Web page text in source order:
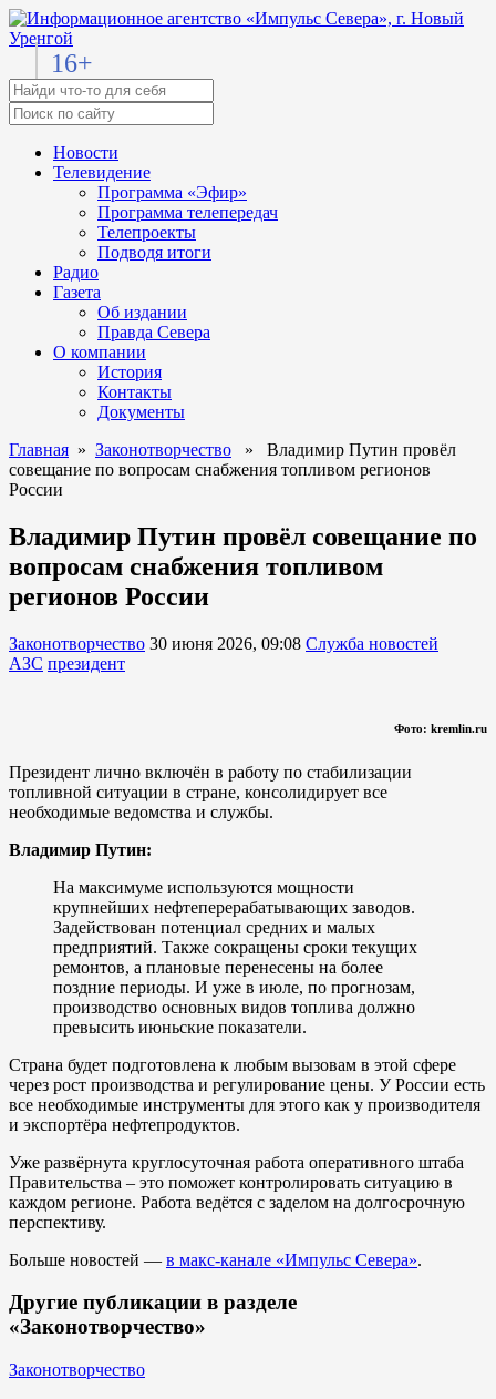
16+
Новости
Телевидение
Программа «Эфир»
Программа телепередач
Телепроекты
Подводя итоги
Радио
Газета
Об издании
Правда Севера
О компании
История
Контакты
Документы
Главная » Законотворчество » Владимир Путин провёл
совещание по вопросам снабжения топливом регионов
России
Владимир Путин провёл совещание по
вопросам снабжения топливом
регионов России
Законотворчество 30 июня 2026, 09:08 Служба новостей
АЗС президент
Фото: kremlin.ru
Президент лично включён в работу по стабилизации
топливной ситуации в стране, консолидирует все
необходимые ведомства и службы.
Владимир Путин:
На максимуме используются мощности
крупнейших нефтеперерабатывающих заводов.
Задействован потенциал средних и малых
предприятий. Также сокращены сроки текущих
ремонтов, а плановые перенесены на более
поздние периоды. И уже в июле, по прогнозам,
производство основных видов топлива должно
превысить июньские показатели.
Страна будет подготовлена к любым вызовам в этой сфере
через рост производства и регулирование цены. У России есть
все необходимые инструменты для этого как у производителя
и экспортёра нефтепродуктов.
Уже развёрнута круглосуточная работа оперативного штаба
Правительства – это поможет контролировать ситуацию в
каждом регионе. Работа ведётся с заделом на долгосрочную
перспективу.
Больше новостей — в макс-канале «Импульс Севера».
Другие публикации в разделе
«Законотворчество»
Законотворчество